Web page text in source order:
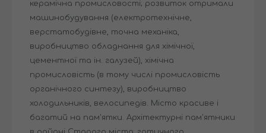
керамічна промисловості; розвиток отримали
машинобудування (електротехнічне,
верстатобудівне, точна механіка,
виробництво обладнання для хімічної,
цементної та ін. галузей), хімічна
промисловість (в тому числі промисловість
органічного синтезу), виробництво
холодильників, велосипедів. Місто красиве і
багатий на пам'ятки. Архітектурні пам'ятники